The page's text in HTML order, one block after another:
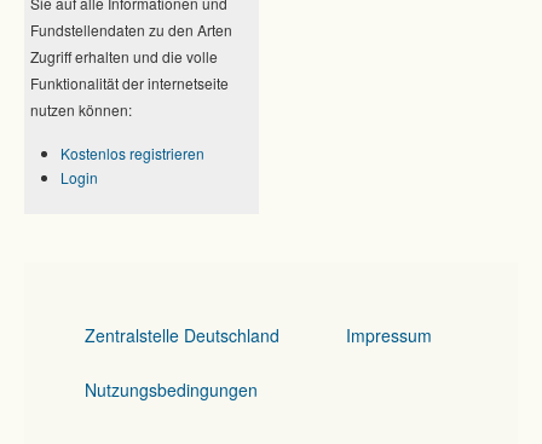
Fundstellendaten zu den Arten
Zugriff erhalten und die volle
Funktionalität der internetseite
nutzen können:
Kostenlos registrieren
Login
Zentralstelle Deutschland Impressum
Nutzungsbedingungen